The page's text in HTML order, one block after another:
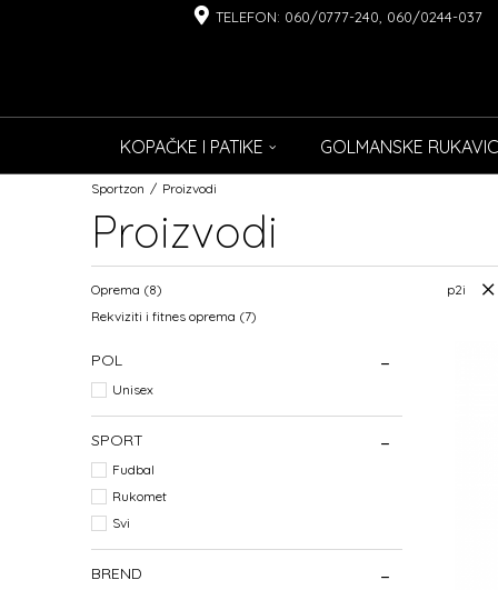
TELEFON: 060/0777-240, 060/0244-037
KOPAČKE I PATIKE GOLMANSKE
Sportzon Proizvodi
Proizvodi
Oprema (8)
Rekviziti i fitnes oprema (7)
POL
Unisex
SPORT
Fudbal
Rukomet
Svi
BREND
p2i